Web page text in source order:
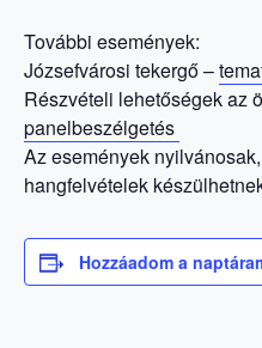
További események:
Józsefvárosi tekergő –
Részvételi lehetőségek az
panelbeszélgetés
Az események
hangfelvételek
Hozzáadom a